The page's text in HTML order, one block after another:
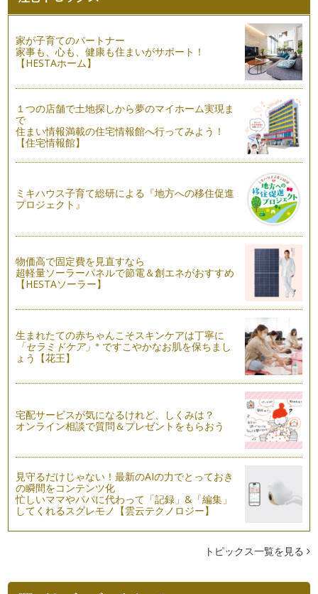
りんごは秋になると食べたくなる果物のひとつです。 お砂糖
控えめで、りんごの甘酸っぱ…
ママといっしょにクッキング かぶのホワイトシチュー
かぶの旬は、３月から５月の春の時期と10月から11月の秋が
あります。 秋のかぶは寒…
ママといっしょにクッキング ハロウィンのテーブルアイテム
作り
秋の深まりとともに、街はハロウィンムード。 今年も待ちに
ママといっしょにクッキング 秋の味覚をたのしもうサーモン
キッシュ
いよいよ食欲の秋到来！ 秋は秋刀魚、鮭といった魚介類に、
第五回のママといっしょにクッキングでは、教室レッスンで子
どもたちが大好きなメニュ…
ママといっしょにクッキング お祝いごちそう彩りちらし寿司
第四回目の「ママといっしょにクッキング」は、お祝いのごち
そうごはんにぴったりな彩りちらし寿…
ママといっしょにクッキング かぼちゃのおばけプリンでおう
第三回目の「ママといっしょにクッキング」はかぼちゃのスイ
ママといっしょにクッキング くまさんのスイートポテトをつ
第二回目の「ママといっしょにクッキング」はさつまいものス
ママといっしょにクッキング 料理体験で子どもの食を育もう
輝くママのコラムでは、食事はおいしくて、たのしいよ！をモ
家が子育てのパートナー
家事も、心も、健康も住まいがサポート！
【HESTAホーム】
１つの店舗で土地探しから夢のマイホーム実現ま
で
住まい情報満載の住宅情報館へ行ってみよう！
【住宅情報館】
ミキハウス子育て総研による『地方への移住促進
プロジェクト』
物価高で固定費を見直すなら
超軽量ソーラーパネルで節電＆創エネがおすすめ
【HESTAソーラー】
生まれたての赤ちゃんこそスキンケアは丁寧に
「セラミドケア」※ ですこやかなお肌を保ちまし
ょう【花王】
宅配サービスが気になるけれど、しくみは？
オンライン相談で質問＆プレゼントをもらおう
見守るだけじゃない！最新のAIの力でとっておき
の瞬間をコンテンツ化
忙しいママやパパに代わって「記録」&「編集」
してくれるスグレモノ【雲云テクノロジー】
トピックス一覧を見る